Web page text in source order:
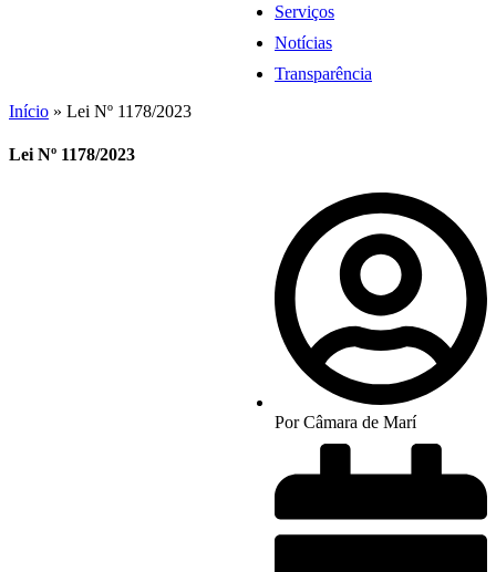
Serviços
Notícias
Transparência
Início » Lei Nº 1178/2023
Lei Nº 1178/2023
PorCâmara de Marí